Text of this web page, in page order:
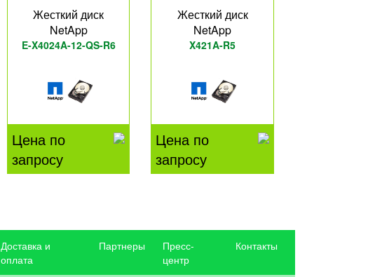
Жесткий диск
NetApp
E-X4024A-12-QS-R6
Цена по
запросу
Жесткий диск
NetApp
X421A-R5
Цена по
запросу
Доставка и
оплата
Партнеры
Пресс-
центр
Контакты